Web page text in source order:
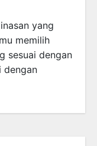
yang
memilih
sesuai dengan
dengan